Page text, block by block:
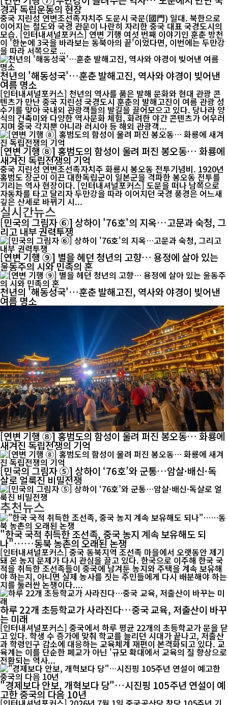
경과 독립운동의 현장
중국 지린성 연변조선족자치주 도문시 국문(國門) 일대. 북한으로
이어지는 철도와 국경 관문이 나란히 자리한 중국 대표 국경도시의
모습. [인터내셔널포커스] 연변 기행 여섯 번째 이야기인 훈춘 방천
이 '한눈에 3국을 바라보는 동북아의 끝'이었다면, 이번에는 두만강
을 따라 서쪽으로 ...
천년의 '해동성국'…훈춘 발해고진, 역사와 야경이 빚어낸
여름 명소
[인터내셔널포커스] 천년의 역사를 품은 발해 문화와 현대 관광 콘
텐츠가 만난 중국 지린성 국경도시 훈춘의 발해고진이 여름 관광 성
수기를 맞아 국내외 관광객들의 발길을 끌어모으고 있다. 당나라 양
식의 건축미와 다양한 역사문화 체험, 화려한 야간 콘텐츠가 어우러
지며 중국 각지뿐 아니라 러시아 등 해외 관광객...
[연변 기행 ⑧] 홍범도의 함성이 울려 퍼진 봉오동… 화룡에
새겨진 독립전쟁의 기억
중국 지린성 연변조선족자치주 화룡시 봉오동 전투기념비. 1920년
홍범도 장군이 이끈 대한독립군이 일본군을 격파한 봉오동 전투를
기리는 역사 현장이다. [인터내셔널포커스] 도문을 떠나 남쪽으로
자동차를 타고 달리자 두만강을 따라 이어지던 국경 풍경은 어느새
깊은 산세로 바뀌기 시...
실시간뉴스
[민국의 그림자 ⑥] 상하이 '76호'의 지옥…고문과 숙청, 그
리고 내부 권력투쟁
[연변 기행 ⑨] 별을 헤던 청년의 고향… 용정에 살아 있는
윤동주의 시와 민족의 혼
천년의 '해동성국'…훈춘 발해고진, 역사와 야경이 빚어낸
여름 명소
[연변 기행 ⑧] 홍범도의 함성이 울려 퍼진 봉오동… 화룡에
새겨진 독립전쟁의 기억
[민국의 그림자 ⑤] 상하이 ‘76호’와 군통…암살·배신·독
살로 얼룩진 비밀전쟁
추천뉴스
"한국 국적 취득한 조선족, 중국 농지 계속 보유해도 되
나"……동북 농촌의 오래된 논쟁
[인터내셔널포커스] 중국 동북지역 조선족 마을에서 오랫동안 제기
돼 온 농지 문제가 다시 관심을 끌고 있다. 한국으로 이주해 한국 국
적을 취득한 조선족들이 중국에 남겨둔 농지와 주택을 계속 보유해
야 하는지, 아니면 실제 농사를 짓는 주민들에게 다시 배분해야 하는
지를 둘러싼 논쟁이다....
하루 22개 초등학교가 사라진다…중국 교육, 저출산이 바꾸
는 미래
[인터내셔널포커스] 중국에서 하루 평균 22개의 초등학교가 문을 닫
고 있다. 학생 수 증가에 맞춰 학교를 늘리던 시대가 끝나고, 저출산
과 학령인구 감소에 대응하는 교육체계 재편이 본격화되고 있다. 교
육계는 이를 단순한 폐교가 아닌 '규모 확대에서 교육의 질 향상으로
전환되는 역사...
"경제보다 안보, 개혁보다 당"…시진핑 105주년 연설이 예
고한 중국의 다음 10년